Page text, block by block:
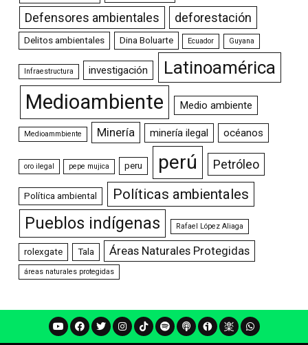
Defensores ambientales deforestación
Delitos ambientales Dina Boluarte Ecuador Guyana
Infraestructura investigación Latinoamérica
Medioambiente Medio ambiente
Medioammbiente Minería minería ilegal océanos
oro ilegal pepe mujica peru perú Petróleo
Política ambiental Políticas ambientales
Pueblos indígenas Rafael López Aliaga
rolexgate Tala Áreas Naturales Protegidas
áreas naturales protegidas